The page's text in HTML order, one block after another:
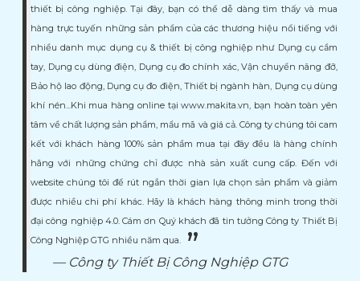
thiết bị công nghiệp. Tại đây, bạn có thể dễ dàng tìm thấy và mua
hàng trực tuyến những sản phẩm của các thương hiệu nổi tiếng với
nhiều danh mục dụng cụ & thiết bị công nghiệp như Dụng cụ cầm
tay, Dụng cụ dùng điện, Dụng cụ đo chính xác, Vận chuyển nâng đỡ,
Bảo hộ lao động, Dụng cụ đo điện, Thiết bị ngành hàn, Dụng cụ dùng
khí nén...Khi mua hàng online tại www.makita.vn, bạn hoàn toàn yên
tâm về chất lượng sản phẩm, mẩu mã và giá cả. Công ty chúng tôi cam
kết với khách hàng 100% sản phẩm mua tại đây đều là hàng chính
hãng với những chứng chỉ được nhà sản xuất cung cấp. Đến với
website chúng tôi để rút ngắn thời gian lựa chọn sản phẩm và giảm
được nhiều chi phí khác. Hãy là khách hàng thông minh trong thời
đại công nghiệp 4.0. Cám ơn Quý khách đã tin tưởng Công ty Thiết Bị
Công Nghiệp GTG nhiều năm qua.
Công ty Thiết Bị Công Nghiệp GTG